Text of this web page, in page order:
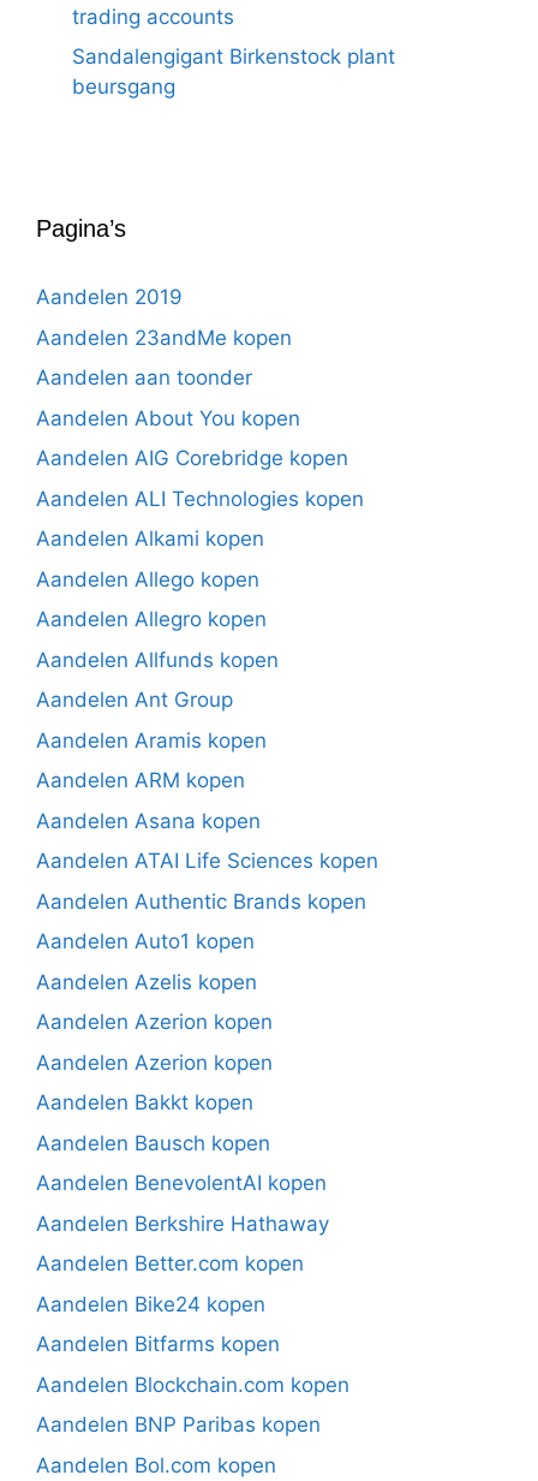
trading accounts
Sandalengigant Birkenstock plant
beursgang
Pagina’s
Aandelen 2019
Aandelen 23andMe kopen
Aandelen aan toonder
Aandelen About You kopen
Aandelen AIG Corebridge kopen
Aandelen ALI Technologies kopen
Aandelen Alkami kopen
Aandelen Allego kopen
Aandelen Allegro kopen
Aandelen Allfunds kopen
Aandelen Ant Group
Aandelen Aramis kopen
Aandelen ARM kopen
Aandelen Asana kopen
Aandelen ATAI Life Sciences kopen
Aandelen Authentic Brands kopen
Aandelen Auto1 kopen
Aandelen Azelis kopen
Aandelen Azerion kopen
Aandelen Azerion kopen
Aandelen Bakkt kopen
Aandelen Bausch kopen
Aandelen BenevolentAI kopen
Aandelen Berkshire Hathaway
Aandelen Better.com kopen
Aandelen Bike24 kopen
Aandelen Bitfarms kopen
Aandelen Blockchain.com kopen
Aandelen BNP Paribas kopen
Aandelen Bol.com kopen